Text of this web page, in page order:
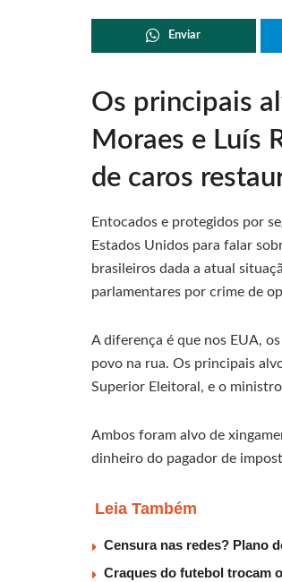
Enviar
Os principais
Moraes e Luís
de caros
Entocados e protegidos por
Estados Unidos para falar
brasileiros dada a atual
parlamentares por crime de
A diferença é que nos EUA,
povo na rua. Os principais
Superior Eleitoral, e o
Ambos foram alvo de
dinheiro do pagador de
Leia Também
Censura nas redes? Plano
Craques do futebol trocam